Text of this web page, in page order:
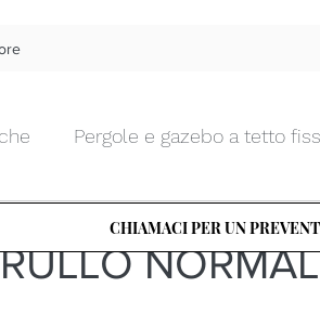
Pergole e gazebo a tetto
Tende da interno morbide
Tempo di lettura: 1 min
CHIAMACI PER UN